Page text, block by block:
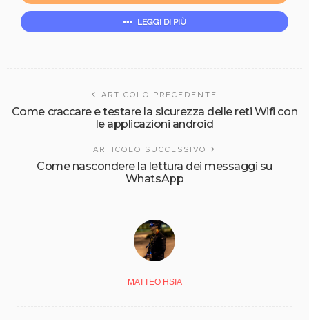
LEGGI DI PIÙ
ARTICOLO PRECEDENTE
Come craccare e testare la sicurezza delle reti Wifi con
le applicazioni android
ARTICOLO SUCCESSIVO
Come nascondere la lettura dei messaggi su
WhatsApp
MATTEO HSIA